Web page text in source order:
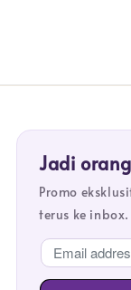
Jadi
Promo
terus ke inbox.